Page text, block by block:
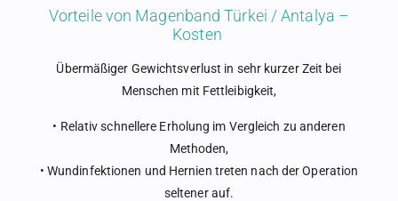
Vorteile von Magenband Türkei / Antalya –
Kosten
Übermäßiger Gewichtsverlust in sehr kurzer Zeit bei
Menschen mit Fettleibigkeit,
• Relativ schnellere Erholung im Vergleich zu anderen
Methoden,
• Wundinfektionen und Hernien treten nach der Operation
seltener auf.